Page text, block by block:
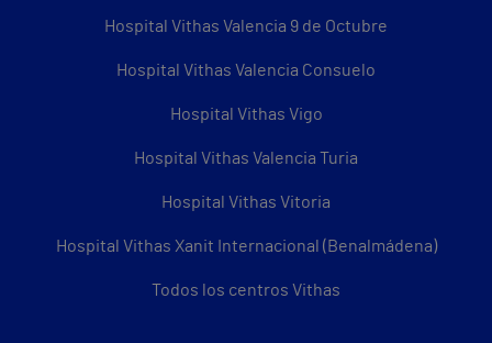
Hospital Vithas Valencia 9 de Octubre
Hospital Vithas Valencia Consuelo
Hospital Vithas Vigo
Hospital Vithas Valencia Turia
Hospital Vithas Vitoria
Hospital Vithas Xanit Internacional (Benalmádena)
Todos los centros Vithas